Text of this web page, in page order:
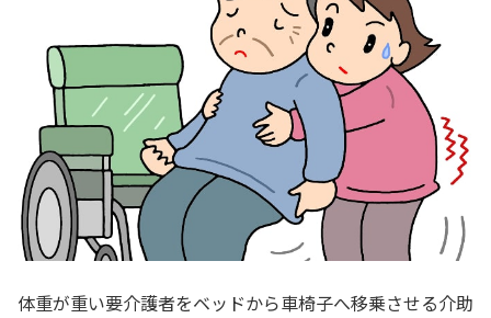
体重が重い要介護者をベッドから車椅子へ移乗させる介助